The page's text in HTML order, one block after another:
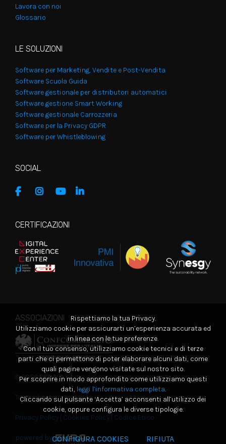
Lavora con noi
Glossario
LE SOLUZIONI
Software per Marketing, Vendite e Post-Vendita
Software Scuola Guida
Software gestionale per distributori automatici
Software gestione Smart Working
Software gestionale Carrozzeria
Software per la Privacy GDPR
Software per Whistleblowing
SOCIAL
CERTIFICAZIONI
ASSOCIAZIONI
© 2026EKRA S.r.l.
Tutti i diritti riservati
Privacy Policy Cookies Policy Codice Etico
powered by
Rispettiamo la tua Privacy.
Utilizziamo cookie per assicurarti un’esperienza accurata ed
in linea con le tue preferenze.
Con il tuo consenso, utilizziamo cookie tecnici e di terze
parti che ci permettono di poter elaborare alcuni dati, come
quali pagine vengono visitate sul nostro sito.
Per scoprire in modo approfondito come utilizziamo questi
dati, leggi l’informativa completa.
Cliccando sul pulsante ‘Accetta’ acconsenti all’utilizzo dei
cookie, oppure configura le diverse tipologie.
CONFIGURA COOKIES RIFIUTA